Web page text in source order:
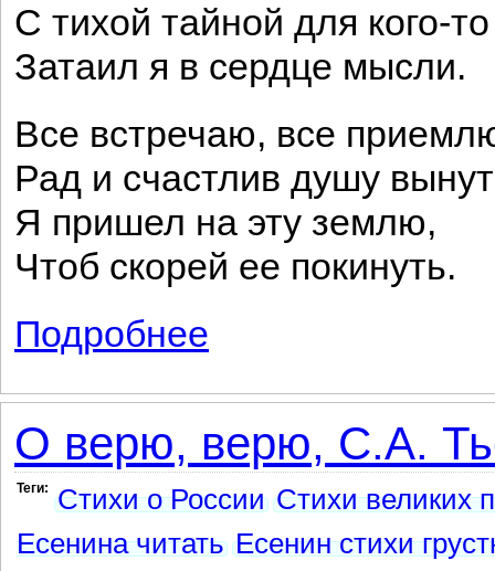
С тихой тайной для кого-то
Затаил я в сердце мысли.
Все встречаю, все
Рад и счастлив душу
Я пришел на эту землю,
Чтоб скорей ее покинуть.
Подробнее
О верю, верю, С.А.
Теги: Стихи о России Стихи великих
Есенина читать Есенин стихи